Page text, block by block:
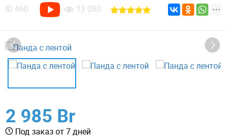
ID 460 13 080
2 985 Br
Под заказ от 7 дней